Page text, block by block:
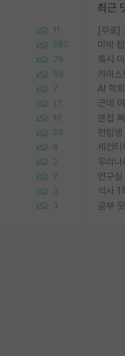
11
280
79
55
7
17
16
20
8
2
2
3
3
최근
미박
혹시
카이
AI 학
근데
면접
편입
세컨
연구실
석사 1
공부